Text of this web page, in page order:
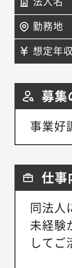
勤務地
想定年収
募集
事業好
仕事
同法人
未経験
して